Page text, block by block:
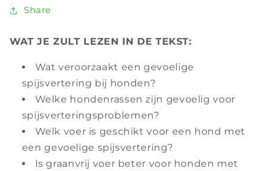
Share
WAT JE ZULT LEZEN IN DE TEKST:
Wat veroorzaakt een gevoelige
spijsvertering bij honden?
Welke hondenrassen zijn gevoelig voor
spijsverteringsproblemen?
Welk voer is geschikt voor een hond met
een gevoelige spijsvertering?
Is graanvrij voer beter voor honden met